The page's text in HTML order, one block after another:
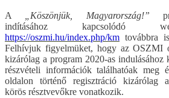
A „Köszönjük, Magyarország!”
indításához kapcsolódó
https://oszmi.hu/index.php/km továbbra
Felhívjuk figyelmüket, hogy az OSZMI
kizárólag a program 2020-as indulásához
részvételi információk találhatóak meg
oldalon történő regisztráció kizárólag
körös résztvevőkre vonatkozik.